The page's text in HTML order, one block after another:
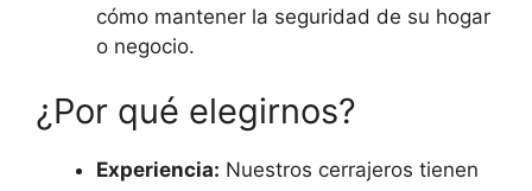
cómo mantener la seguridad de su hogar
o negocio.
¿Por qué elegirnos?
Experiencia: Nuestros cerrajeros tienen